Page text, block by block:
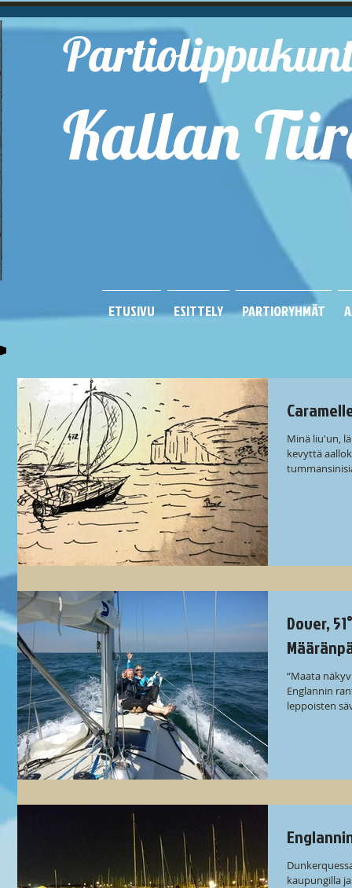
Kallan
ETUSIVU ESITTELY PARTIORYHMÄT
Minä liu'un,
kevyttä
Dover,
“Maata
Englannin
leppoisten
kaupungilla